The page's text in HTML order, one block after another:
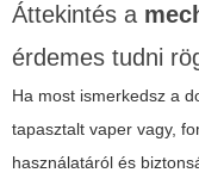
Áttekintés a
érdemes tudni
Ha most ismerkedsz a
tapasztalt vaper vagy,
használatáról és